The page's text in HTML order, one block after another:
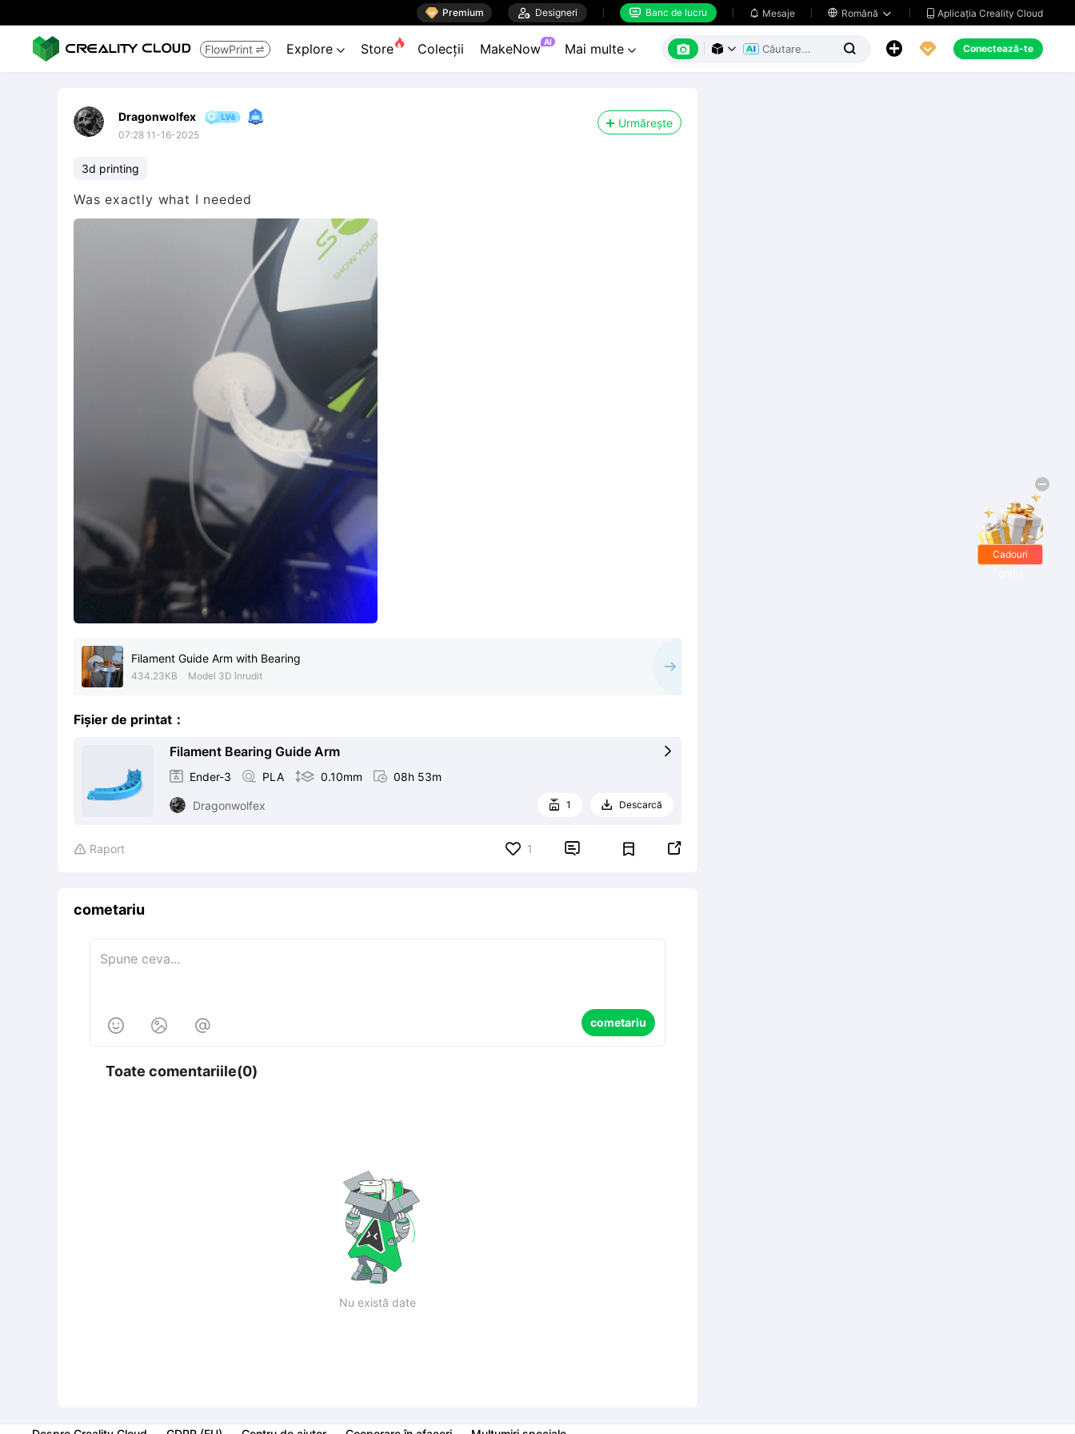
 Premium  Designeri  Banc de lucru  Mesaje  Română   Aplicația Creality Cloud
FlowPrint  Explore  Store Colecții MakeNow AI Mai multe        Conectează-te
Dragonwolfex
07:28 11-16-2025
Urmărește
3d printing
Was exactly what I needed
Filament Guide Arm with Bearing
434.23KB Model 3D înrudit
Fișier de printat：
Filament Bearing Guide Arm

 Ender-3  PLA  0.10mm  08h 53m
Dragonwolfex  1  Descarcă
 Raport 1  
cometariu
   cometariu
Toate comentariile(0)
Nu există date
Cadouri